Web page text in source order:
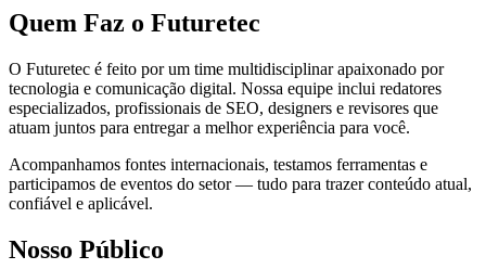
Quem Faz o Futuretec
O Futuretec é feito por um time multidisciplinar apaixonado por
tecnologia e comunicação digital. Nossa equipe inclui redatores
especializados, profissionais de SEO, designers e revisores que
atuam juntos para entregar a melhor experiência para você.
Acompanhamos fontes internacionais, testamos ferramentas e
participamos de eventos do setor — tudo para trazer conteúdo atual,
confiável e aplicável.
Nosso Público